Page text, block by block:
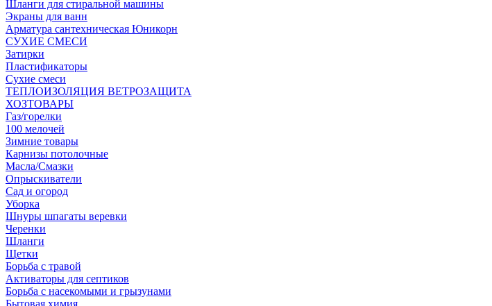
Шланги для стиральной машины
Экраны для ванн
Арматура сантехническая Юникорн
СУХИЕ СМЕСИ
Затирки
Пластификаторы
Сухие смеси
ТЕПЛОИЗОЛЯЦИЯ ВЕТРОЗАЩИТА
ХОЗТОВАРЫ
Газ/горелки
100 мелочей
Зимние товары
Карнизы потолочные
Масла/Смазки
Опрыскиватели
Сад и огород
Уборка
Шнуры шпагаты веревки
Черенки
Шланги
Щетки
Борьба с травой
Активаторы для септиков
Борьба с насекомыми и грызунами
Бытовая химия